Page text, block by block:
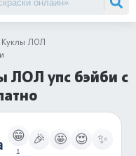
Куклы ЛОЛ
ЛОЛ упс бэйби с
😁
1
🎉 🤩 😍 ✨